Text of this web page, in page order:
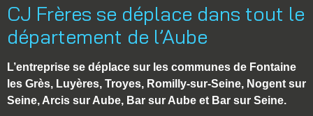
CJ Frères se déplace dans tout le
département de l’Aube
L’entreprise se déplace sur les communes de Fontaine
les Grès, Luyères, Troyes, Romilly-sur-Seine, Nogent sur
Seine, Arcis sur Aube, Bar sur Aube et Bar sur Seine.